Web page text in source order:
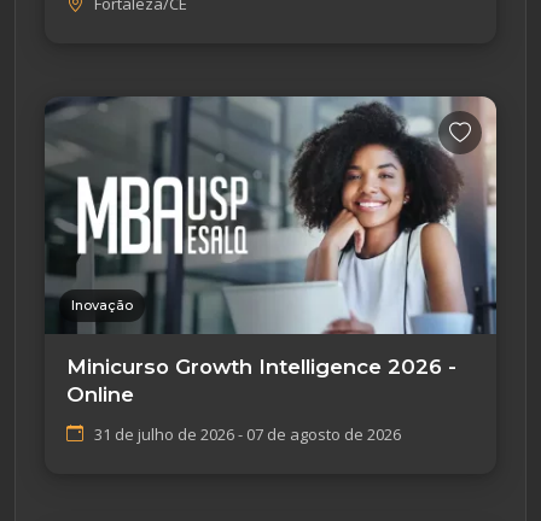
Inovação
Minicurso Growth Intelligence 2026 -
Online
31 de julho de 2026 - 07 de agosto de 2026